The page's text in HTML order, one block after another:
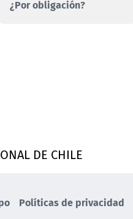
¿Por obligación?
DE CHILE
Políticas de privacidad